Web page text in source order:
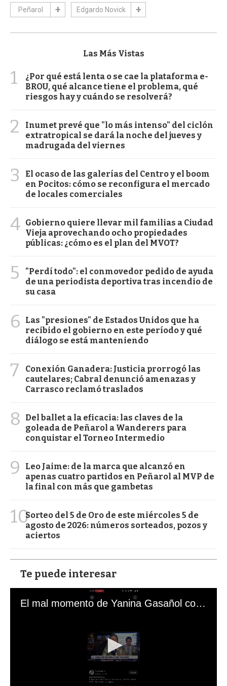
Peñarol Edgardo Novick
Las Más Vistas
1
¿Por qué está lenta o se cae la plataforma e-
BROU, qué alcance tiene el problema, qué
riesgos hay y cuándo se resolverá?
2
Inumet prevé que "lo más intenso" del ciclón
extratropical se dará la noche del jueves y
madrugada del viernes
3
El ocaso de las galerías del Centro y el boom
en Pocitos: cómo se reconfigura el mercado
de locales comerciales
4 Gobierno quiere llevar mil familias a Ciudad
Vieja aprovechando ocho propiedades
públicas: ¿cómo es el plan del MVOT?
5
"Perdí todo": el conmovedor pedido de ayuda
de una periodista deportiva tras incendio de
su casa
6
Las "presiones" de Estados Unidos que ha
recibido el gobierno en este período y qué
diálogo se está manteniendo
7
Conexión Ganadera: Justicia prorrogó las
cautelares; Cabral denunció amenazas y
Carrasco reclamó traslados
8
Del ballet a la eficacia: las claves de la
goleada de Peñarol a Wanderers para
conquistar el Torneo Intermedio
9
Leo Jaime: de la marca que alcanzó en
apenas cuatro partidos en Peñarol al MVP de
la final con más que gambetas
10Sorteo del 5 de Oro de este miércoles 5 de
agosto de 2026: números sorteados, pozos y
aciertos
Te puede interesar
El mal momento de Yanina Gasañol con un hincha argentino en "Subrayado"